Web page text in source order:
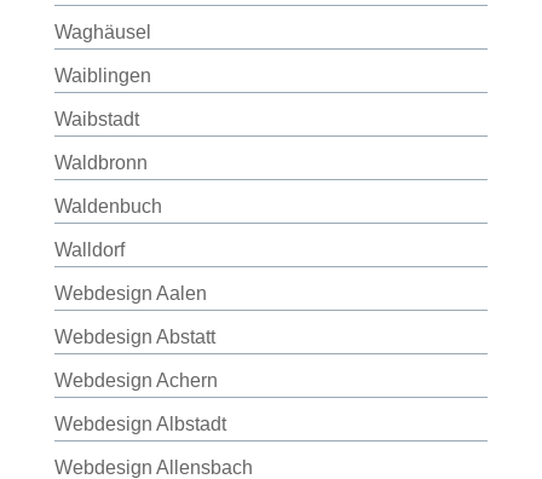
Waghäusel
Waiblingen
Waibstadt
Waldbronn
Waldenbuch
Walldorf
Webdesign Aalen
Webdesign Abstatt
Webdesign Achern
Webdesign Albstadt
Webdesign Allensbach